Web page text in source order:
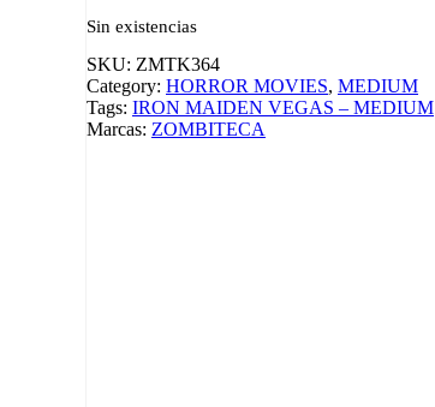
Sin existencias
SKU: ZMTK364
Category: HORROR MOVIES, MEDIUM
Tags: IRON MAIDEN VEGAS – MEDIUM
Marcas: ZOMBITECA